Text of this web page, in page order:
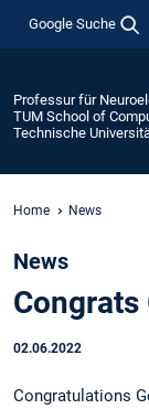
Google Suche
Professur für
TUM School of
Technische
Home News
News
Congrats
02.06.2022
Congratulations